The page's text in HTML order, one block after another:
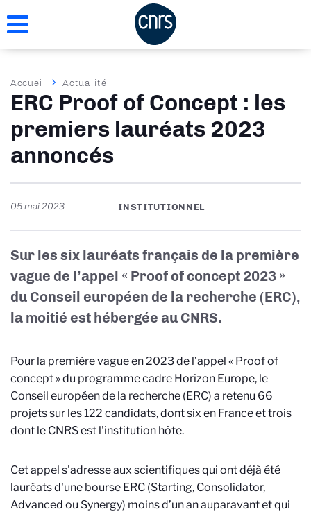
au
Fil
d'Ariane
Accueil Actualité
ERC Proof of Concept : les
premiers lauréats 2023
annoncés
05 mai 2023 INSTITUTIONNEL
Sur les six lauréats français de la première
vague de l’appel « Proof of concept 2023 »
du Conseil européen de la recherche (ERC),
la moitié est hébergée au CNRS.
Pour la première vague en 2023 de l’appel « Proof of
concept » du programme cadre Horizon Europe, le
Conseil européen de la recherche (ERC) a retenu 66
projets sur les 122 candidats, dont six en France et trois
dont le CNRS est l'institution hôte.
Cet appel s'adresse aux scientifiques qui ont déjà été
lauréats d'une bourse ERC (Starting, Consolidator,
Advanced ou Synergy) moins d’un an auparavant et qui